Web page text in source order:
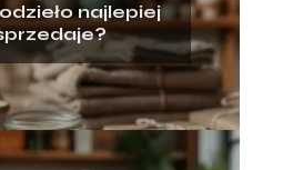
najlepiej